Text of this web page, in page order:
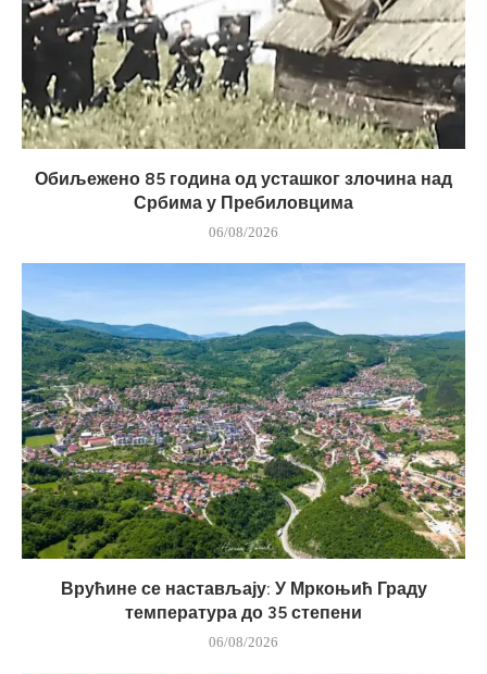
Обиљежено 85 година од усташког злочина над
Србима у Пребиловцима
06/08/2026
Врућине се настављају: У Мркоњић Граду
температура до 35 степени
06/08/2026